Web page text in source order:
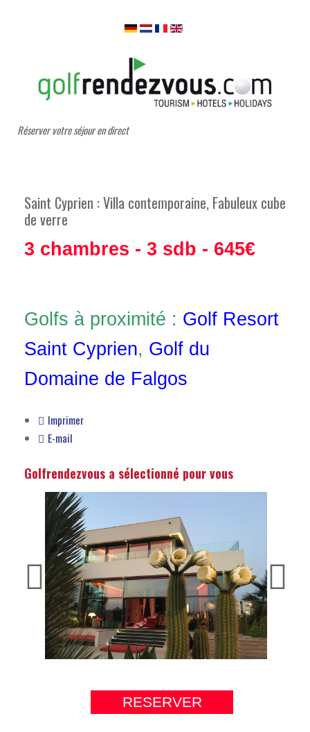
Réserver votre séjour en direct
Saint Cyprien : Villa contemporaine, Fabuleux cube
de verre
3 chambres - 3 sdb - 645€
Golfs à proximité : Golf Resort
Saint Cyprien, Golf du
Domaine de Falgos
Imprimer
E-mail
Golfrendezvous a sélectionné pour vous
RESERVER